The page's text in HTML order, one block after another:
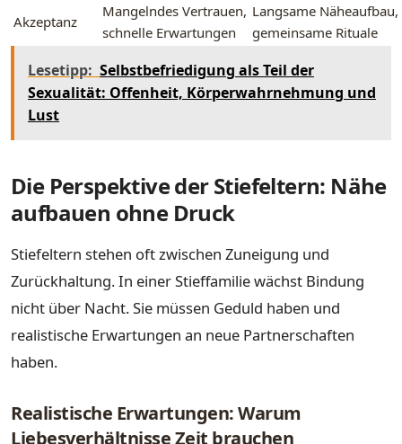
Akzeptanz
Mangelndes Vertrauen,
schnelle Erwartungen
Langsame Näheaufbau,
gemeinsame Rituale
Lesetipp: Selbstbefriedigung als Teil der
Sexualität: Offenheit, Körperwahrnehmung und
Lust
Die Perspektive der Stiefeltern: Nähe
aufbauen ohne Druck
Stiefeltern stehen oft zwischen Zuneigung und
Zurückhaltung. In einer Stieffamilie wächst Bindung
nicht über Nacht. Sie müssen Geduld haben und
realistische Erwartungen an neue Partnerschaften
haben.
Realistische Erwartungen: Warum
Liebesverhältnisse Zeit brauchen